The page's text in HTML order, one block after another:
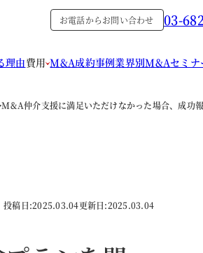
お電話からお問い合わせ 03-
理由費用 M&A成約事例業界別M&Aセミナ
仲介支援に満足いただけなかった場合、成功
投稿日:2025.03.04更新日:2025.03.04